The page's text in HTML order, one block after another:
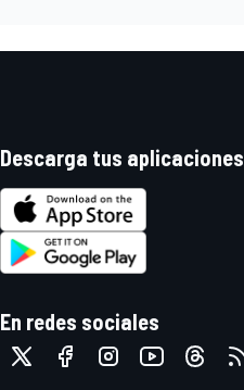
Descarga tus aplicaciones
En redes sociales